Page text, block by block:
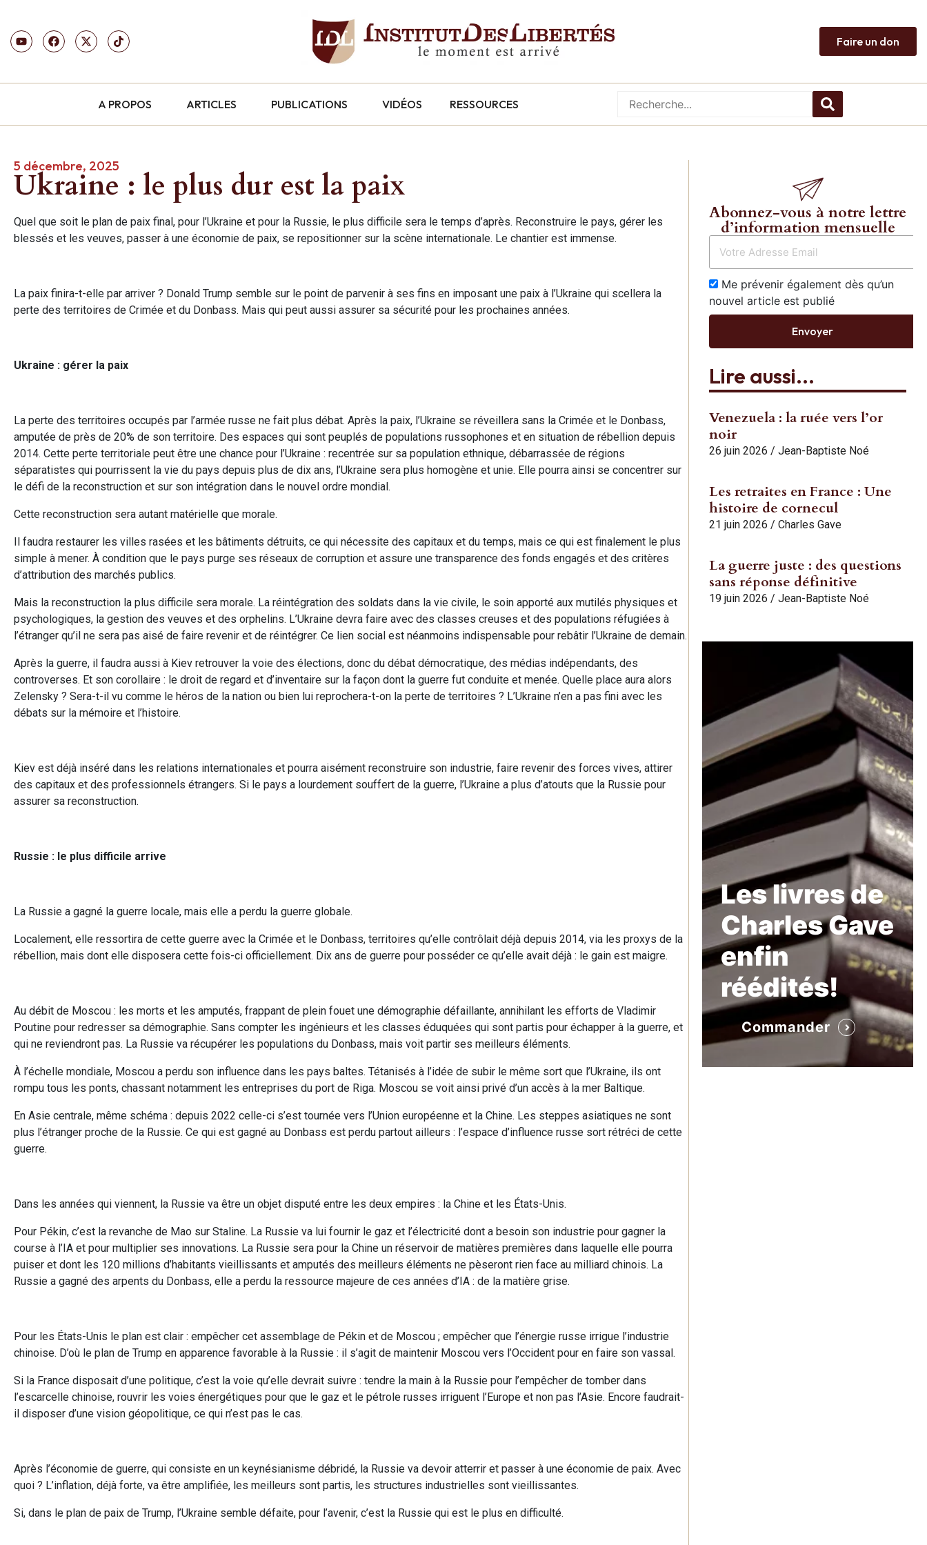
Faire un don
A PROPOS ARTICLES PUBLICATIONS VIDÉOS RESSOURCES
5 décembre, 2025
Ukraine : le plus dur est la paix
Quel que soit le plan de paix final, pour l’Ukraine et pour la Russie, le plus difficile sera le temps d’après. Reconstruire le pays, gérer les
blessés et les veuves, passer à une économie de paix, se repositionner sur la scène internationale. Le chantier est immense.
La paix finira-t-elle par arriver ? Donald Trump semble sur le point de parvenir à ses fins en imposant une paix à l’Ukraine qui scellera la
perte des territoires de Crimée et du Donbass. Mais qui peut aussi assurer sa sécurité pour les prochaines années.
Ukraine : gérer la paix
La perte des territoires occupés par l’armée russe ne fait plus débat. Après la paix, l’Ukraine se réveillera sans la Crimée et le Donbass,
amputée de près de 20% de son territoire. Des espaces qui sont peuplés de populations russophones et en situation de rébellion depuis
2014. Cette perte territoriale peut être une chance pour l’Ukraine : recentrée sur sa population ethnique, débarrassée de régions
séparatistes qui pourrissent la vie du pays depuis plus de dix ans, l’Ukraine sera plus homogène et unie. Elle pourra ainsi se concentrer sur
le défi de la reconstruction et sur son intégration dans le nouvel ordre mondial.
Cette reconstruction sera autant matérielle que morale.
Il faudra restaurer les villes rasées et les bâtiments détruits, ce qui nécessite des capitaux et du temps, mais ce qui est finalement le plus
simple à mener. À condition que le pays purge ses réseaux de corruption et assure une transparence des fonds engagés et des critères
d’attribution des marchés publics.
Mais la reconstruction la plus difficile sera morale. La réintégration des soldats dans la vie civile, le soin apporté aux mutilés physiques et
psychologiques, la gestion des veuves et des orphelins. L’Ukraine devra faire avec des classes creuses et des populations réfugiées à
l’étranger qu’il ne sera pas aisé de faire revenir et de réintégrer. Ce lien social est néanmoins indispensable pour rebâtir l’Ukraine de demain.
Après la guerre, il faudra aussi à Kiev retrouver la voie des élections, donc du débat démocratique, des médias indépendants, des
controverses. Et son corollaire : le droit de regard et d’inventaire sur la façon dont la guerre fut conduite et menée. Quelle place aura alors
Zelensky ? Sera-t-il vu comme le héros de la nation ou bien lui reprochera-t-on la perte de territoires ? L’Ukraine n’en a pas fini avec les
débats sur la mémoire et l’histoire.
Kiev est déjà inséré dans les relations internationales et pourra aisément reconstruire son industrie, faire revenir des forces vives, attirer
des capitaux et des professionnels étrangers. Si le pays a lourdement souffert de la guerre, l’Ukraine a plus d’atouts que la Russie pour
assurer sa reconstruction.
Russie : le plus difficile arrive
La Russie a gagné la guerre locale, mais elle a perdu la guerre globale.
Localement, elle ressortira de cette guerre avec la Crimée et le Donbass, territoires qu’elle contrôlait déjà depuis 2014, via les proxys de la
rébellion, mais dont elle disposera cette fois-ci officiellement. Dix ans de guerre pour posséder ce qu’elle avait déjà : le gain est maigre.
Au débit de Moscou : les morts et les amputés, frappant de plein fouet une démographie défaillante, annihilant les efforts de Vladimir
Poutine pour redresser sa démographie. Sans compter les ingénieurs et les classes éduquées qui sont partis pour échapper à la guerre, et
qui ne reviendront pas. La Russie va récupérer les populations du Donbass, mais voit partir ses meilleurs éléments.
À l’échelle mondiale, Moscou a perdu son influence dans les pays baltes. Tétanisés à l’idée de subir le même sort que l’Ukraine, ils ont
rompu tous les ponts, chassant notamment les entreprises du port de Riga. Moscou se voit ainsi privé d’un accès à la mer Baltique.
En Asie centrale, même schéma : depuis 2022 celle-ci s’est tournée vers l’Union européenne et la Chine. Les steppes asiatiques ne sont
plus l’étranger proche de la Russie. Ce qui est gagné au Donbass est perdu partout ailleurs : l’espace d’influence russe sort rétréci de cette
guerre.
Dans les années qui viennent, la Russie va être un objet disputé entre les deux empires : la Chine et les États-Unis.
Pour Pékin, c’est la revanche de Mao sur Staline. La Russie va lui fournir le gaz et l’électricité dont a besoin son industrie pour gagner la
course à l’IA et pour multiplier ses innovations. La Russie sera pour la Chine un réservoir de matières premières dans laquelle elle pourra
puiser et dont les 120 millions d’habitants vieillissants et amputés des meilleurs éléments ne pèseront rien face au milliard chinois. La
Russie a gagné des arpents du Donbass, elle a perdu la ressource majeure de ces années d’IA : de la matière grise.
Pour les États-Unis le plan est clair : empêcher cet assemblage de Pékin et de Moscou ; empêcher que l’énergie russe irrigue l’industrie
chinoise. D’où le plan de Trump en apparence favorable à la Russie : il s’agit de maintenir Moscou vers l’Occident pour en faire son vassal.
Si la France disposait d’une politique, c’est la voie qu’elle devrait suivre : tendre la main à la Russie pour l’empêcher de tomber dans
l’escarcelle chinoise, rouvrir les voies énergétiques pour que le gaz et le pétrole russes irriguent l’Europe et non pas l’Asie. Encore faudrait-
il disposer d’une vision géopolitique, ce qui n’est pas le cas.
Après l’économie de guerre, qui consiste en un keynésianisme débridé, la Russie va devoir atterrir et passer à une économie de paix. Avec
quoi ? L’inflation, déjà forte, va être amplifiée, les meilleurs sont partis, les structures industrielles sont vieillissantes.
Si, dans le plan de paix de Trump, l’Ukraine semble défaite, pour l’avenir, c’est la Russie qui est le plus en difficulté.
Abonnez-vous à notre lettre
d’information mensuelle
Me prévenir également dès qu’un
nouvel article est publié
Envoyer
Lire aussi...
Venezuela : la ruée vers l’or
noir
26 juin 2026 / Jean-Baptiste Noé
Les retraites en France : Une
histoire de cornecul
21 juin 2026 / Charles Gave
La guerre juste : des questions
sans réponse définitive
19 juin 2026 / Jean-Baptiste Noé
Les livres de
Charles Gave
enfin
réédités!
Commander